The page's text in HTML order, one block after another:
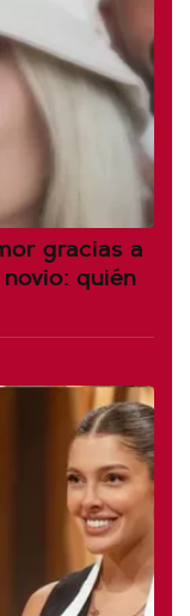
gracias a
quién